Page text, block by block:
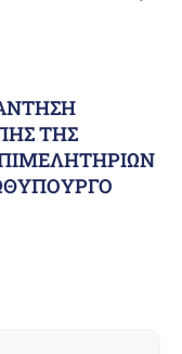
ΤΗΣ